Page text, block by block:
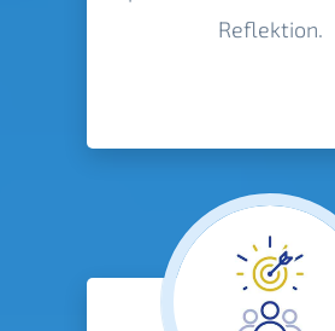
Reflektion.